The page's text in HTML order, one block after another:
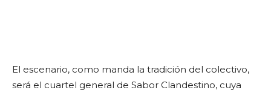
El escenario, como manda la tradición del colectivo,
será el cuartel general de Sabor Clandestino, cuya